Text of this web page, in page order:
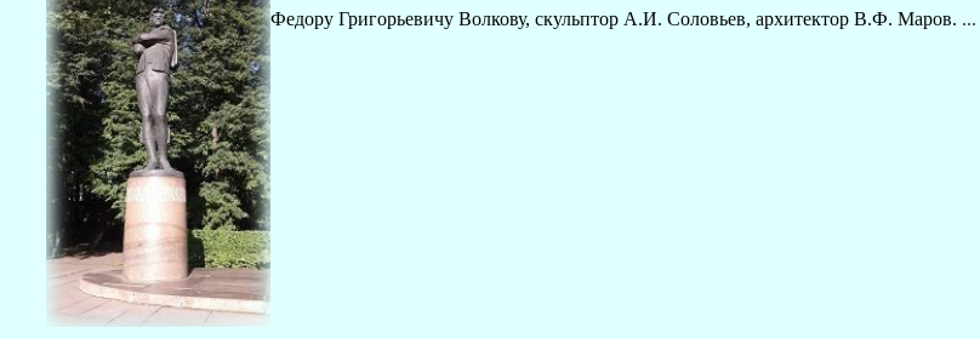
Федору Григорьевичу Волкову, скульптор А.И. Соловьев, архитектор В.Ф. Маров. ...